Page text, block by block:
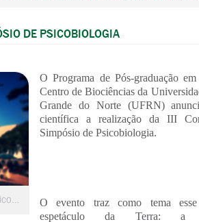
DE PSICOBIOLOGIA
PPG realiza III Conferência e VIII Simpósio de Psicobiologia
O Programa de Pós-graduação
Centro de Biociências da
Grande do Norte (UFRN)
científica a realização da III
Simpósio de Psicobiologia.
O evento traz como tema
espetáculo da Terra: a